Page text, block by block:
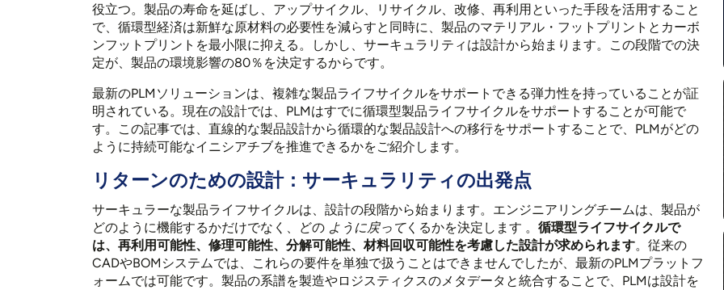
役立つ。製品の寿命を延ばし、アップサイクル、リサイクル、改修、再利用といった手段を活用すること
で、循環型経済は新鮮な原材料の必要性を減らすと同時に、製品のマテリアル・フットプリントとカーボ
ンフットプリントを最小限に抑える。しかし、サーキュラリティは設計から始まります。この段階での決
定が、製品の環境影響の80％を決定するからです。
最新のPLMソリューションは、複雑な製品ライフサイクルをサポートできる弾力性を持っていることが証
明されている。現在の設計では、PLMはすでに循環型製品ライフサイクルをサポートすることが可能で
す。この記事では、直線的な製品設計から循環的な製品設計への移行をサポートすることで、PLMがどの
ように持続可能なイニシアチブを推進できるかをご紹介します。
リターンのための設計：サーキュラリティの出発点
サーキュラーな製品ライフサイクルは、設計の段階から始まります。エンジニアリングチームは、製品が
どのように機能するかだけでなく、どの ように戻ってくるかを決定します 。 循環型ライフサイクルで
は、再利用可能性、修理可能性、分解可能性、材料回収可能性を考慮した設計が求められます。従来の
CADやBOMシステムでは、これらの要件を単独で扱うことはできませんでしたが、最新のPLMプラットフ
ォームでは可能です。製品の系譜を製造やロジスティクスのメタデータと統合することで、PLMは設計を